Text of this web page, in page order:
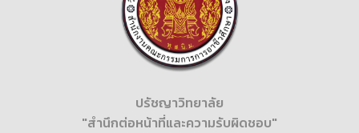
ปรัชญาวิทยาลัย
"สำนึกต่อหน้าที่และความรับผิดชอบ"